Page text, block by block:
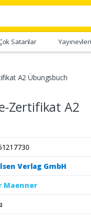
Satanlar Yayınevleri
A2 Übungsbuch
Zertifikat A2
Verlag GmbH
Maenner